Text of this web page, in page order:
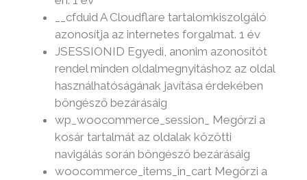
__cfduid A Cloudflare tartalomkiszolgáló
azonosítja az internetes forgalmat. 1 év
JSESSIONID Egyedi, anonim azonosítót
rendel minden oldalmegnyitáshoz az oldal
használhatóságának javítása érdekében
böngésző bezárásáig
wp_woocommerce_session_ Megőrzi a
kosár tartalmát az oldalak közötti
navigálás során böngésző bezárásáig
woocommerce_items_in_cart Megőrzi a